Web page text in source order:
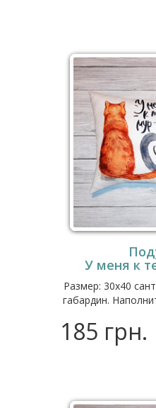
У меня к
Размер: 30x40
габардин.
185 грн.